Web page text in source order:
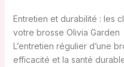
Entretien et durabilité : les
votre brosse Olivia Garden
L’entretien régulier d’une
efficacité et la santé